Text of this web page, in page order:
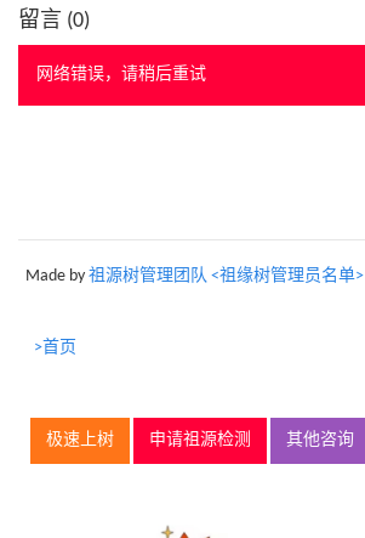
留言 (0)
网络错误，请稍后重试
Made by 祖源树管理团队 <祖缘树管理员名单>
>首页
极速上树 申请祖源检测 其他咨询